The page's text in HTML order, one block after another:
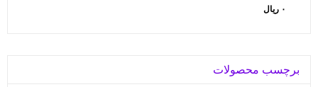
۰ ریال
برچسب محصولات